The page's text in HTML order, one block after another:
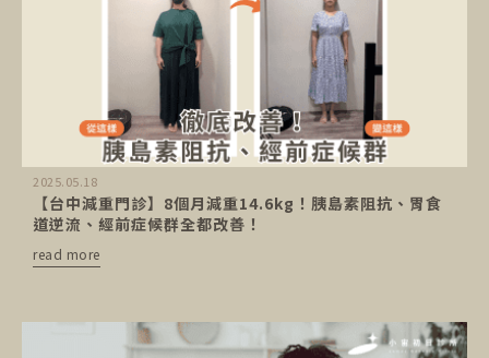
2025.05.18
【台中減重門診】8個月減重14.6kg！胰島素阻抗、胃食
道逆流、經前症候群全都改善！
read more